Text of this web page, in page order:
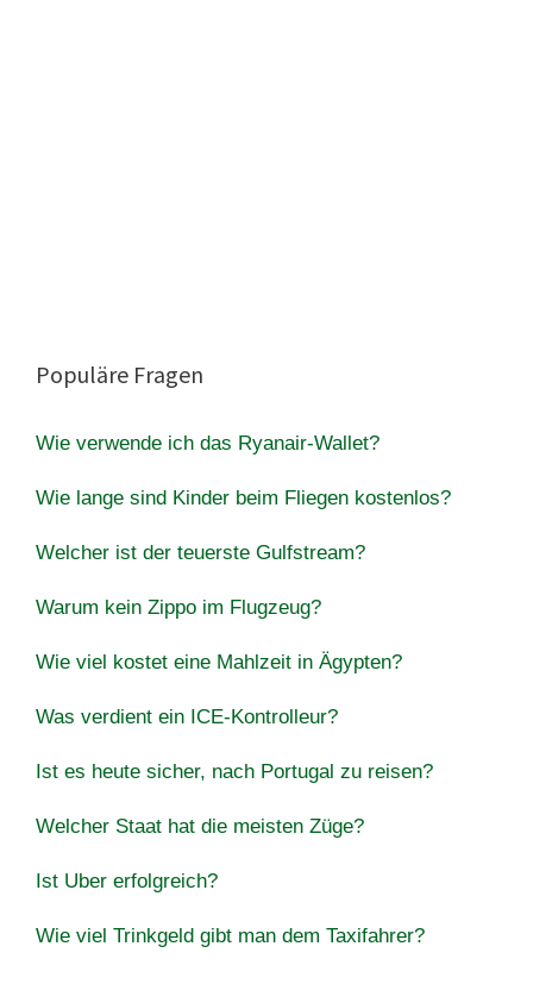
Populäre Fragen
Wie verwende ich das Ryanair-Wallet?
Wie lange sind Kinder beim Fliegen kostenlos?
Welcher ist der teuerste Gulfstream?
Warum kein Zippo im Flugzeug?
Wie viel kostet eine Mahlzeit in Ägypten?
Was verdient ein ICE-Kontrolleur?
Ist es heute sicher, nach Portugal zu reisen?
Welcher Staat hat die meisten Züge?
Ist Uber erfolgreich?
Wie viel Trinkgeld gibt man dem Taxifahrer?